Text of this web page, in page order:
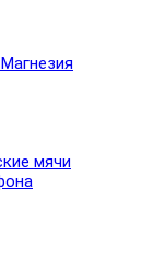
мячи